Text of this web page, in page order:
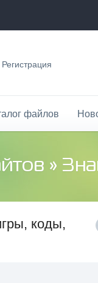
Регистрация
файлов
»
коды,